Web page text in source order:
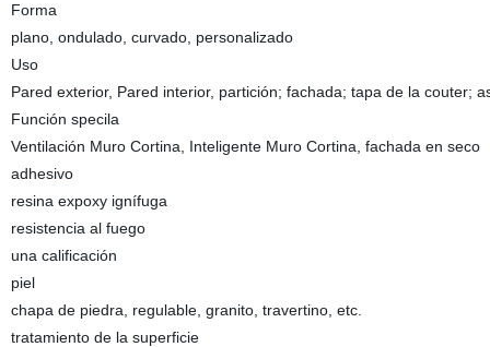
Forma
plano, ondulado, curvado, personalizado
Uso
Pared exterior, Pared interior, partición; fachada; tapa de la couter;
Función specila
Ventilación Muro Cortina, Inteligente Muro Cortina, fachada en seco
adhesivo
resina expoxy ignífuga
resistencia al fuego
una calificación
piel
chapa de piedra, regulable, granito, travertino, etc.
tratamiento de la superficie